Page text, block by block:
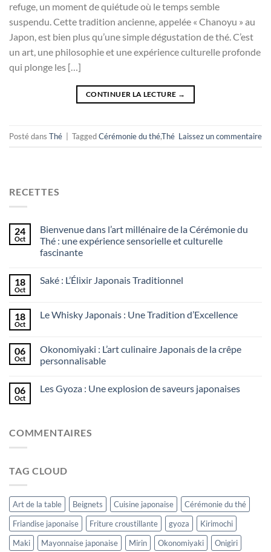
refuge, un moment de quiétude où le temps semble
suspendu. Cette tradition ancienne, appelée « Chanoyu » au
Japon, est bien plus qu’une simple dégustation de thé. C’est
un art, une philosophie et une expérience culturelle profonde
qui plonge les […]
CONTINUER LA LECTURE →
Posté dans Thé TaggedCérémonie du thé,Thé Laissez un commentaire
RECETTES
24
Oct
Bienvenue dans l’art millénaire de la Cérémonie du
Thé : une expérience sensorielle et culturelle
fascinante
18
Oct
Saké : L’Élixir Japonais Traditionnel
18
Oct
Le Whisky Japonais : Une Tradition d’Excellence
06
Oct
Okonomiyaki : L’art culinaire Japonais de la crêpe
personnalisable
06
Oct
Les Gyoza : Une explosion de saveurs japonaises
COMMENTAIRES
TAG CLOUD
Art de la table Beignets Cuisine japonaise
Cérémonie du thé
Friandise japonaise
Friture croustillante gyoza
Kirimochi
Maki
Mayonnaise japonaise Mirin Okonomiyaki
Onigiri